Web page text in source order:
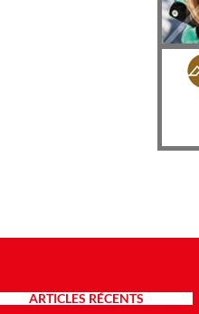
ARTICLES RÉCENTS